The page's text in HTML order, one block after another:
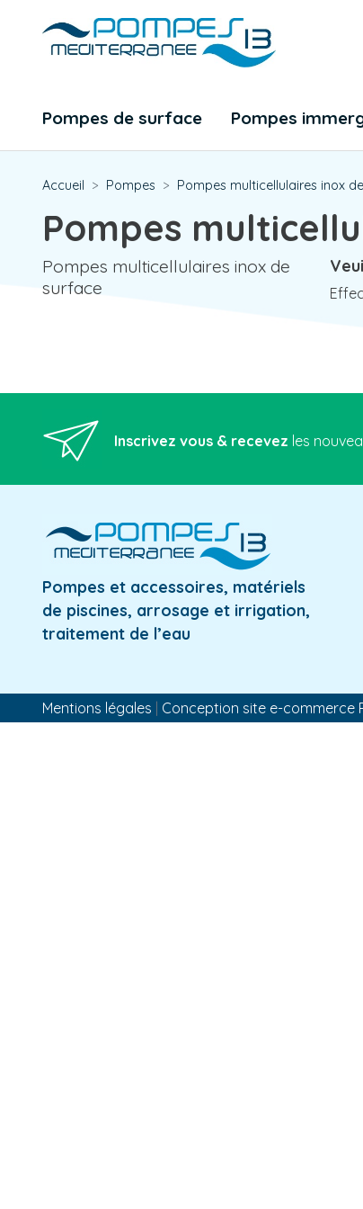
Pompes de surface Pompes
Accueil Pompes Pompes multicellulaires inox
Pompes
Pompes multicellulaires inox de
surface
Inscrivez vous & recevez les
Pompes et accessoires, matériels
de piscines, arrosage et irrigation,
traitement de l’eau
Mentions légales Conception site e-commerce